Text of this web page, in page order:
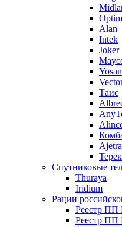
Optim
Alan
Intek
Joker
Yosan
Таис
Терек
Спутниковые
Thuraya
Iridium
Рации
Реестр ПП
Реестр ПП